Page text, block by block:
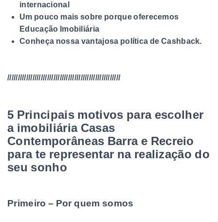
internacional
Um pouco mais sobre porque oferecemos
Educação Imobiliária
Conheça nossa vantajosa política de Cashback.
//////////////////////////////////////////////////////
5 Principais motivos para escolher
a imobiliária Casas
Contemporâneas Barra e Recreio
para te representar na realização do
seu sonho
Primeiro – Por quem somos